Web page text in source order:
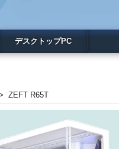
デスクトップPC
ZEFT R65T